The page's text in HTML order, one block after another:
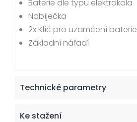
Baterie dle typu elektrokola
Nabíječka
2x Klíč pro uzamčení baterie
Základní nářadí
Technické parametry
Ke stažení